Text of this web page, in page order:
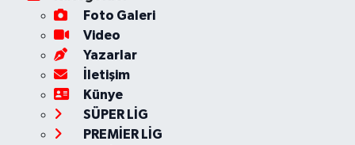
Foto Galeri
Video
Yazarlar
İletişim
Künye
SÜPER LİG
PREMİER LİG